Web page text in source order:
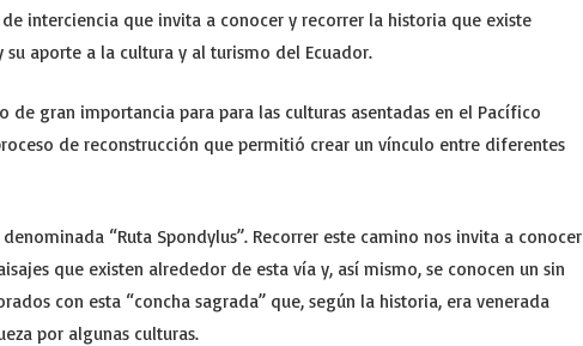
interciencia que invita a conocer y recorrer la historia que existe
su aporte a la cultura y al turismo del Ecuador.
de gran importancia para para las culturas asentadas en el Pacífico
de reconstrucción que permitió crear un vínculo entre diferentes
“Ruta Spondylus”. Recorrer este camino nos invita a conocer
que existen alrededor de esta vía y, así mismo, se conocen un sin
con esta “concha sagrada” que, según la historia, era venerada
por algunas culturas.